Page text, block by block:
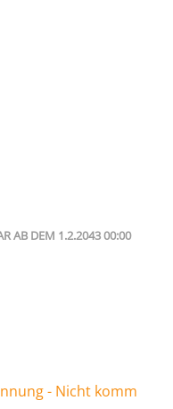
AB DEM 1.2.2043 00:00
- Nicht komm